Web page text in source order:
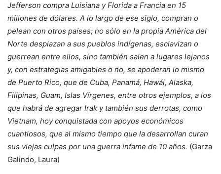
Jefferson compra Luisiana y Florida a Francia en 15
millones de dólares. A lo largo de ese siglo, compran o
pelean con otros países; no sólo en la propia América del
Norte desplazan a sus pueblos indígenas, esclavizan o
guerrean entre ellos, sino también salen a lugares lejanos
y, con estrategias amigables o no, se apoderan lo mismo
de Puerto Rico, que de Cuba, Panamá, Hawái, Alaska,
Filipinas, Guam, Islas Vírgenes, entre otros ejemplos, a los
que habrá de agregar Irak y también sus derrotas, como
Vietnam, hoy conquistada con apoyos económicos
cuantiosos, que al mismo tiempo que la desarrollan curan
sus viejas culpas por una guerra infame de 10 años. (Garza
Galindo, Laura)